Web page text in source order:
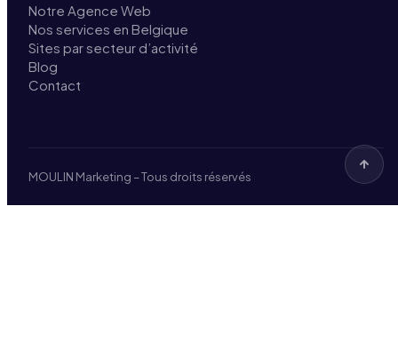
Notre Agence Web
Nos services en Belgique
Sites par secteur d’activité
Blog
Contact
MOULIN Marketing – Tous droits réservés